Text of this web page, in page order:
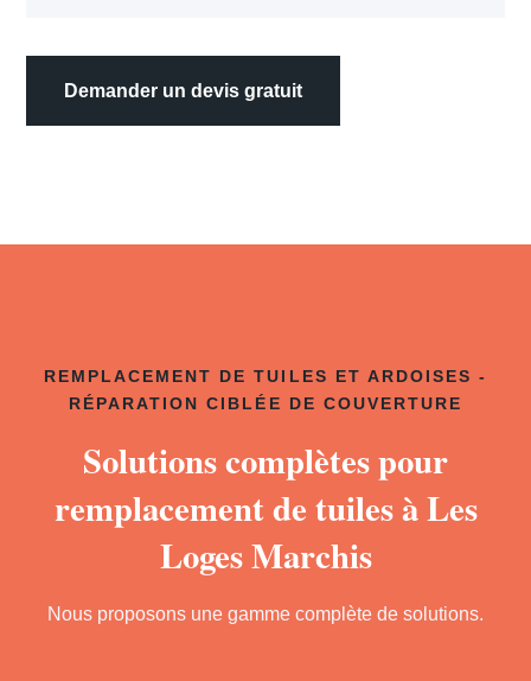
Demander un devis gratuit
REMPLACEMENT DE TUILES ET ARDOISES -
RÉPARATION CIBLÉE DE COUVERTURE
Solutions complètes pour
remplacement de tuiles à Les
Loges Marchis
Nous proposons une gamme complète de solutions.